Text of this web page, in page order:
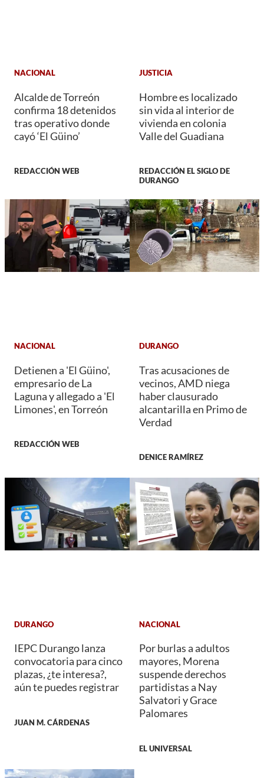
NACIONAL
Alcalde de Torreón
confirma 18 detenidos
tras operativo donde
cayó ‘El Güino’
REDACCIÓN WEB
JUSTICIA
Hombre es localizado
sin vida al interior de
vivienda en colonia
Valle del Guadiana
REDACCIÓN EL SIGLO DE
DURANGO
NACIONAL
Detienen a 'El Güino',
empresario de La
Laguna y allegado a 'El
Limones', en Torreón
REDACCIÓN WEB
DURANGO
Tras acusaciones de
vecinos, AMD niega
haber clausurado
alcantarilla en Primo de
Verdad
DENICE RAMÍREZ
DURANGO
IEPC Durango lanza
convocatoria para cinco
plazas, ¿te interesa?,
aún te puedes registrar
JUAN M. CÁRDENAS
NACIONAL
Por burlas a adultos
mayores, Morena
suspende derechos
partidistas a Nay
Salvatori y Grace
Palomares
EL UNIVERSAL